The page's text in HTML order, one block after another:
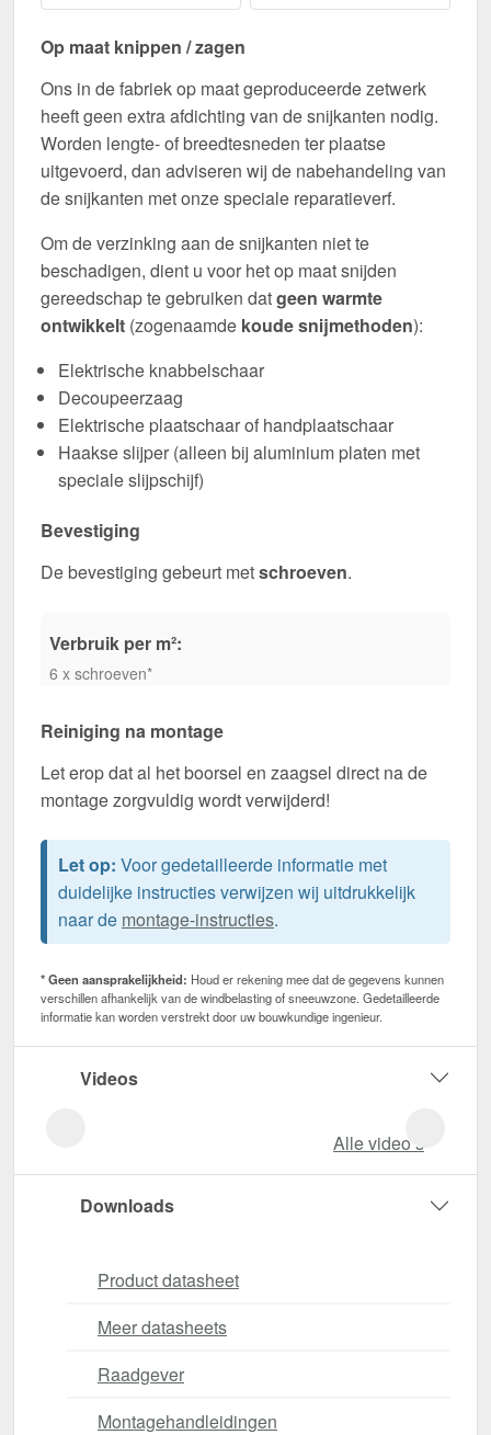
Op maat knippen / zagen
Ons in de fabriek op maat geproduceerde zetwerk
heeft geen extra afdichting van de snijkanten nodig.
Worden lengte- of breedtesneden ter plaatse
uitgevoerd, dan adviseren wij de nabehandeling van
de snijkanten met onze speciale reparatieverf.
Om de verzinking aan de snijkanten niet te
beschadigen, dient u voor het op maat snijden
gereedschap te gebruiken datgeen warmte
ontwikkelt (zogenaamde koude snijmethoden):
Elektrische knabbelschaar
Decoupeerzaag
Elektrische plaatschaar of handplaatschaar
Haakse slijper (alleen bij aluminium platen met
speciale slijpschijf)
Bevestiging
De bevestiging gebeurt metschroeven.
Verbruik per m²:
6 x schroeven*
Reiniging na montage
Let erop dat al het boorsel en zaagsel direct na de
montage zorgvuldig wordt verwijderd!
Let op: Voor gedetailleerde informatie met
duidelijke instructies verwijzen wij uitdrukkelijk
naar de montage-instructies.
* Geen aansprakelijkheid: Houd er rekening mee dat de gegevens kunnen
verschillen afhankelijk van de windbelasting of sneeuwzone. Gedetailleerde
informatie kan worden verstrekt door uw bouwkundige ingenieur.
Videos
Alle video‘s
Downloads
Product datasheet
Meer datasheets
Raadgever
Montagehandleidingen